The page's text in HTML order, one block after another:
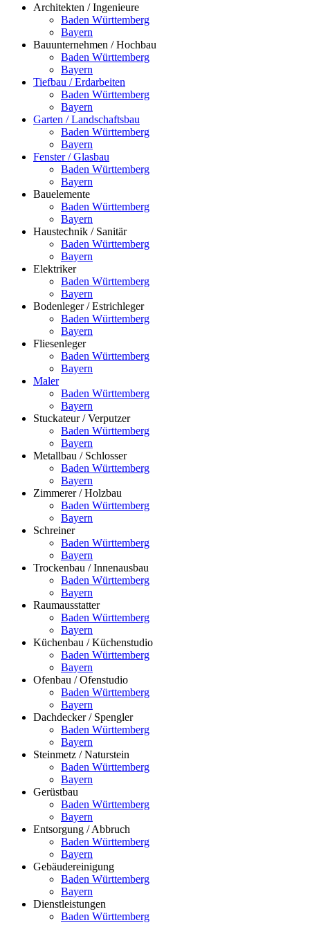
Architekten / Ingenieure
Baden Württemberg
Bayern
Bauunternehmen / Hochbau
Baden Württemberg
Bayern
Tiefbau / Erdarbeiten
Baden Württemberg
Bayern
Garten / Landschaftsbau
Baden Württemberg
Bayern
Fenster / Glasbau
Baden Württemberg
Bayern
Bauelemente
Baden Württemberg
Bayern
Haustechnik / Sanitär
Baden Württemberg
Bayern
Elektriker
Baden Württemberg
Bayern
Bodenleger / Estrichleger
Baden Württemberg
Bayern
Fliesenleger
Baden Württemberg
Bayern
Maler
Baden Württemberg
Bayern
Stuckateur / Verputzer
Baden Württemberg
Bayern
Metallbau / Schlosser
Baden Württemberg
Bayern
Zimmerer / Holzbau
Baden Württemberg
Bayern
Schreiner
Baden Württemberg
Bayern
Trockenbau / Innenausbau
Baden Württemberg
Bayern
Raumausstatter
Baden Württemberg
Bayern
Küchenbau / Küchenstudio
Baden Württemberg
Bayern
Ofenbau / Ofenstudio
Baden Württemberg
Bayern
Dachdecker / Spengler
Baden Württemberg
Bayern
Steinmetz / Naturstein
Baden Württemberg
Bayern
Gerüstbau
Baden Württemberg
Bayern
Entsorgung / Abbruch
Baden Württemberg
Bayern
Gebäudereinigung
Baden Württemberg
Bayern
Dienstleistungen
Baden Württemberg